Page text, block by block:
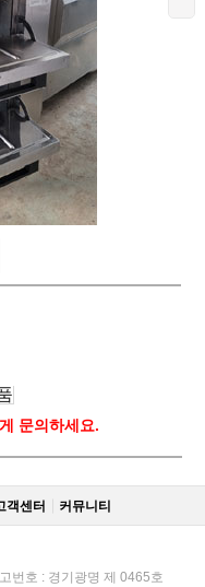
문의하세요.
객센터 커뮤니티
번호 : 경기광명 제 0465호